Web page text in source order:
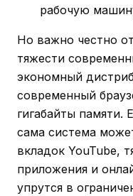
рабочую
Но важно честно
тяжести
экономный
современный
гигабайты памяти.
сама система
вкладок YouTube,
приложения и
упрутся в